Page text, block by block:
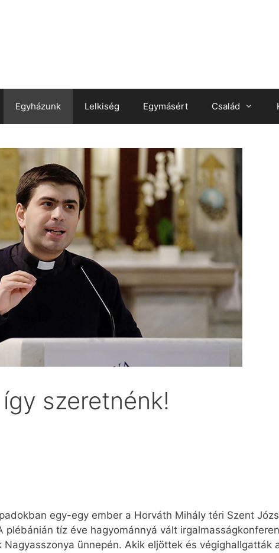
Egyházunk Lelkiség Egymásért Család
szeretnénk!
egy-egy ember a Horváth Mihály téri Szent
plébánián tíz éve hagyománnyá vált
ünnepén. Akik eljöttek és végighallgatták